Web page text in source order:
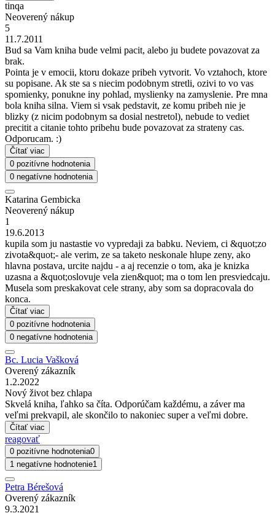
tinqa
Neoverený nákup
5
11.7.2011
Bud sa Vam kniha bude velmi pacit, alebo ju budete povazovat za
brak.
Pointa je v emocii, ktoru dokaze pribeh vytvorit. Vo vztahoch, ktore
su popisane. Ak ste sa s niecim podobnym stretli, ozivi to vo vas
spomienky, ponukne iny pohlad, myslienky na zamyslenie. Pre mna
bola kniha silna. Viem si vsak pedstavit, ze komu pribeh nie je
blizky (z nicim podobnym sa dosial nestretol), nebude to vediet
precitit a citanie tohto pribehu bude povazovat za strateny cas.
Odporucam. :)
Čítať viac
0 pozitívne hodnotenia
0 negatívne hodnotenia
Katarina Gembicka
Neoverený nákup
1
19.6.2013
kupila som ju nastastie vo vypredaji za babku. Neviem, ci &quot;zo
zivota&quot;- ale verim, ze sa taketo neskonale hlupe zeny, ako
hlavna postava, urcite najdu - a aj recenzie o tom, aka je knizka
uzasna a &quot;oslovuje vela zien&quot; ma o tom len presviedcaju.
Musela som preskakovat cele strany, aby som sa dopracovala do
konca.
Čítať viac
0 pozitívne hodnotenia
0 negatívne hodnotenia
Bc. Lucia Vašková
Overený zákazník
1.2.2022
Nový život bez chlapa
Skvelá kniha, ľahko sa číta. Odporúčam každému, a záver ma
veľmi prekvapil, ale skončilo to nakoniec super a veľmi dobre.
Čítať viac
reagovať
0 pozitívne hodnotenia0
1 negatívne hodnotenie1
Petra Bérešová
Overený zákazník
9.3.2021